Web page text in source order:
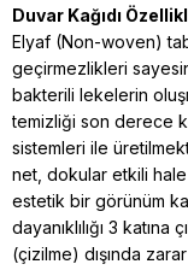
Duvar Kağıdı
Elyaf (Non-woven)
geçirmezlikleri
bakterili lekelerin
temizliği son derece
sistemleri ile
net, dokular etkili
estetik bir görünüm
dayanıklılığı 3
(çizilme) dışında